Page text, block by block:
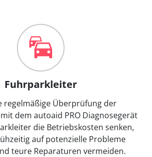
Fuhrparkleiter
regelmäßige Überprüfung der
dem autoaid PRO Diagnosegerät
die Betriebskosten senken,
auf potenzielle Probleme
teure Reparaturen vermeiden.